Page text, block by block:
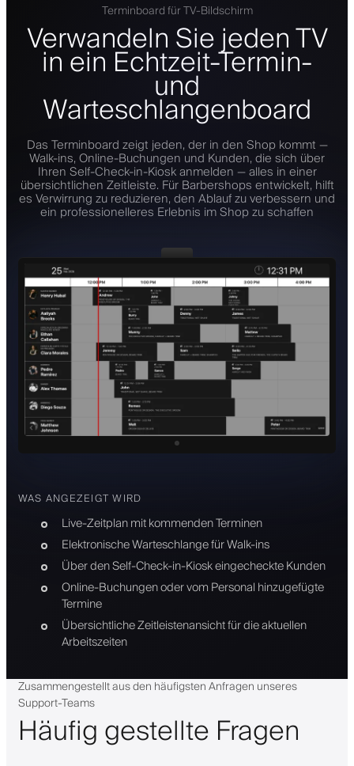
Terminboard für TV-Bildschirm
Verwandeln Sie jeden TV
in ein Echtzeit-Termin-
und
Warteschlangenboard
Das Terminboard zeigt jeden, der in den Shop kommt —
Walk-ins, Online-Buchungen und Kunden, die sich über
Ihren Self-Check-in-Kiosk anmelden — alles in einer
übersichtlichen Zeitleiste. Für Barbershops entwickelt, hilft
es Verwirrung zu reduzieren, den Ablauf zu verbessern und
ein professionelleres Erlebnis im Shop zu schaffen
WAS ANGEZEIGT WIRD
Live-Zeitplan mit kommenden Terminen
Elektronische Warteschlange für Walk-ins
Über den Self-Check-in-Kiosk eingecheckte Kunden
Online-Buchungen oder vom Personal hinzugefügte
Termine
Übersichtliche Zeitleistenansicht für die aktuellen
Arbeitszeiten
Zusammengestellt aus den häufigsten Anfragen unseres
Support-Teams
Häufig gestellte Fragen